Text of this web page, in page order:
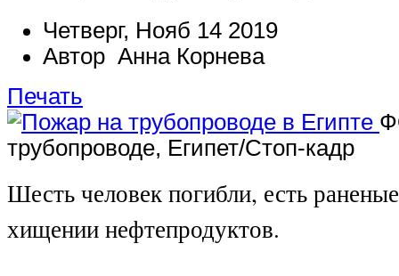
Четверг, Нояб 14 2019
Автор Анна Корнева
Печать
трубопроводе, Египет/Стоп-кадр
Шесть человек погибли, есть
хищении нефтепродуктов.